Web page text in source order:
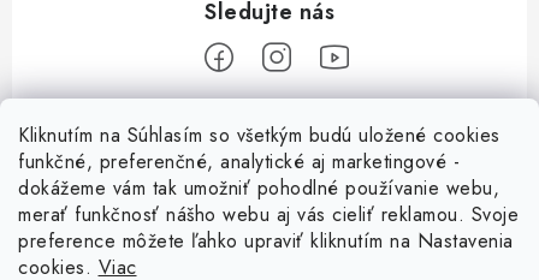
Kliknutím na Súhlasím so všetkým budú uložené cookies
funkčné, preferenčné, analytické aj marketingové -
dokážeme vám tak umožniť pohodlné používanie webu,
merať funkčnosť nášho webu aj vás cieliť reklamou. Svoje
preference môžete ľahko upraviť kliknutím na Nastavenia
cookies. Viac
Informácie pre vás
O nás
Obchodné podmienky
Facebook